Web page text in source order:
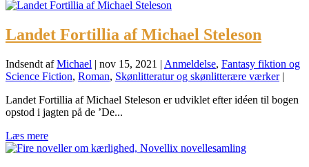
Landet Fortillia af Michael Steleson
Indsendt afMichael | nov 15, 2021 | Anmeldelse, Fantasy fiktion og
Science Fiction, Roman, Skønlitteratur og skønlitterære værker|
Landet Fortillia af Michael Steleson er udviklet efter idéen til bogen
opstod i jagten på de ’De...
Læs mere